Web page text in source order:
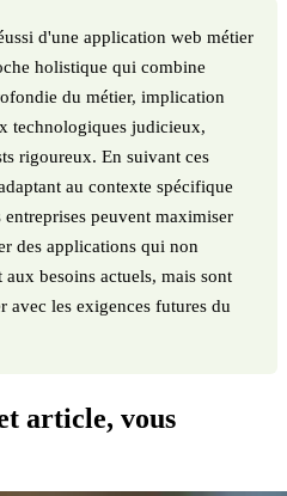
d'une application web métier
holistique qui combine
du métier, implication
technologiques judicieux,
rigoureux. En suivant ces
au contexte spécifique
peuvent maximiser
des applications qui non
besoins actuels, mais sont
avec les exigences futures du
article, vous